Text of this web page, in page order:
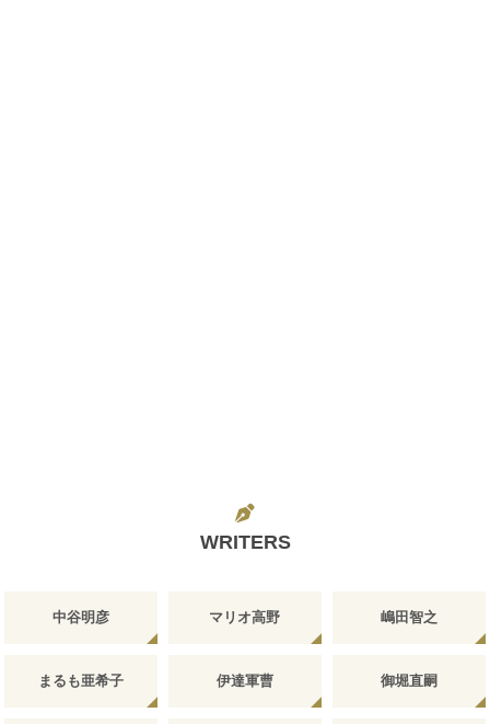
WRITERS
中谷明彦 マリオ高野 嶋田智之
まるも亜希子 伊達軍曹 御堀直嗣